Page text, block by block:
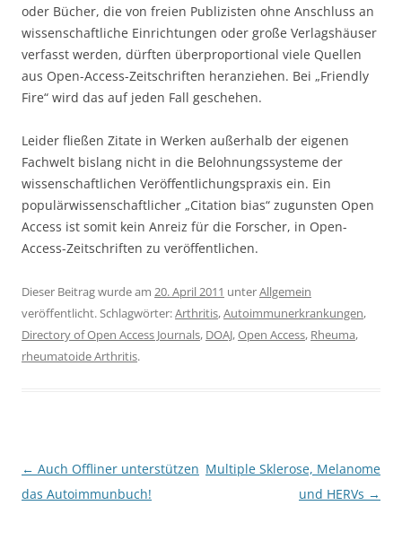
oder Bücher, die von freien Publizisten ohne Anschluss an
wissenschaftliche Einrichtungen oder große Verlagshäuser
verfasst werden, dürften überproportional viele Quellen
aus Open-Access-Zeitschriften heranziehen. Bei „Friendly
Fire“ wird das auf jeden Fall geschehen.
Leider fließen Zitate in Werken außerhalb der eigenen
Fachwelt bislang nicht in die Belohnungssysteme der
wissenschaftlichen Veröffentlichungspraxis ein. Ein
populärwissenschaftlicher „Citation bias“ zugunsten Open
Access ist somit kein Anreiz für die Forscher, in Open-
Access-Zeitschriften zu veröffentlichen.
Dieser Beitrag wurde am 20. April 2011 unterAllgemein
veröffentlicht. Schlagwörter:Arthritis,Autoimmunerkrankungen,
Directory of Open Access Journals, DOAJ,Open Access, Rheuma,
rheumatoide Arthritis.
Beitragsnavigation
← Auch Offliner unterstützen
das Autoimmunbuch!
Multiple Sklerose, Melanome
und HERVs →